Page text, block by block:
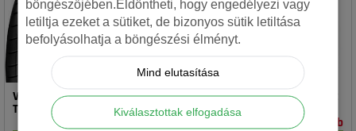
Vredestein 195/65R15 91T T-
TRAC 2 DOT23
Rotalla 195/65R15 91V RH02
14 990 Ft/ db
böngészőjében.Eldöntheti, hogy engedélyezi vagy
letiltja ezeket a sütiket, de bizonyos sütik letiltása
befolyásolhatja a böngészési élményt.
Mind elutasítása
Kiválasztottak elfogadása